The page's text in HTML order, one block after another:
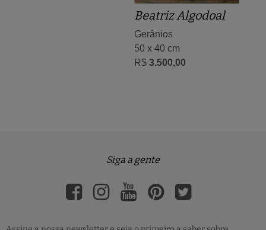
Beatriz Algodoal
Gerânios
50 x 40 cm
R$ 3.500,00
Siga a gente